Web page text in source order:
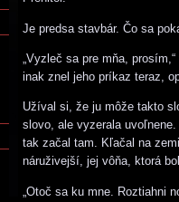
Je predsa stavbár. Čo sa
„Vyzleč sa pre mňa,
inak znel jeho príkaz teraz,
Užíval si, že ju môže takto
slovo, ale vyzerala
tak začal tam. Kľačal na
náruživejší, jej vôňa, ktorá
„Otoč sa ku mne. Roztiahni